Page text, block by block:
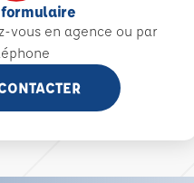
vous en agence ou par